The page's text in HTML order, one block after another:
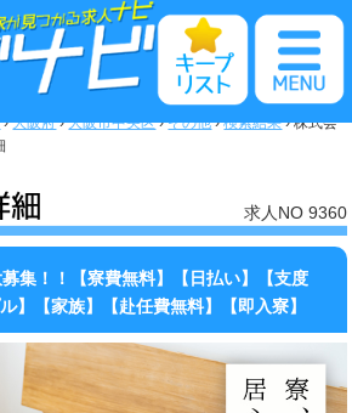
トップページ
お仕事検索
キープリスト
注目求人情報
急募求人情報
›大阪府›大阪市中央区›その他›検索結果›株式会
求人NO 9360
集！！【寮費無料】【日払い】【支度
】【家族】【赴任費無料】【即入寮】